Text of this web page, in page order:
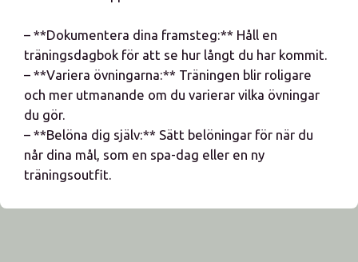
– **Dokumentera dina framsteg:** Håll en
träningsdagbok för att se hur långt du har kommit.
– **Variera övningarna:** Träningen blir roligare
och mer utmanande om du varierar vilka övningar
du gör.
– **Belöna dig själv:** Sätt belöningar för när du
når dina mål, som en spa-dag eller en ny
träningsoutfit.